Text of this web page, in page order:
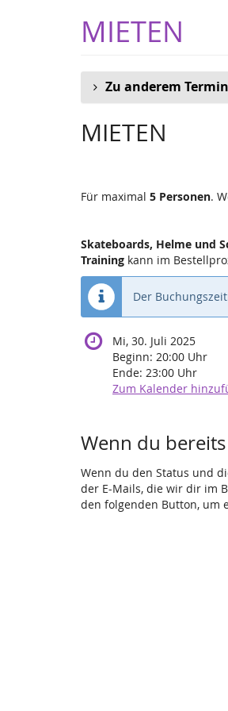
MIETEN
Zu anderem
MIETEN
Für maximal 5 Personen.
Skateboards, Helme und
Training kann im
Der
Mi, 30. Juli 2025
Beginn: 20:00 Uhr
Ende: 23:00 Uhr
Zum Kalender
Wenn du
Wenn du den Status und
der E-Mails, die wir dir im
den folgenden Button, um